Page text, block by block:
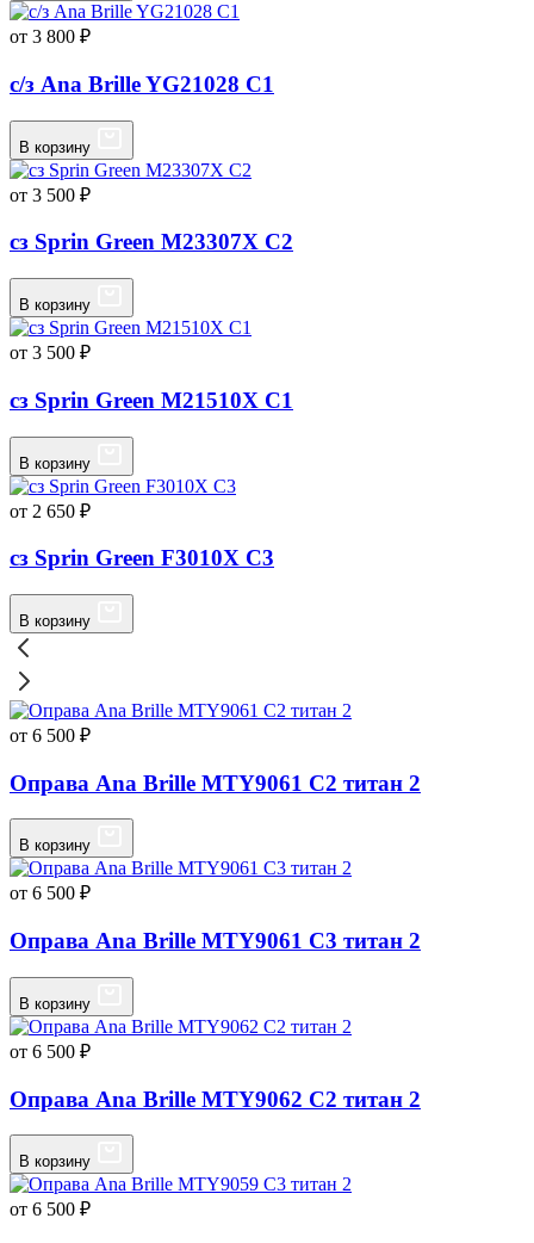
от 3 800 ₽
с/з Ana Brille YG21028 C1
В корзину
от 3 500 ₽
сз Sprin Green M23307X C2
В корзину
от 3 500 ₽
сз Sprin Green M21510X C1
В корзину
от 2 650 ₽
сз Sprin Green F3010X C3
В корзину
от 6 500 ₽
Оправа Ana Brille MTY9061 C2 титан 2
В корзину
от 6 500 ₽
Оправа Ana Brille MTY9061 C3 титан 2
В корзину
от 6 500 ₽
Оправа Ana Brille MTY9062 C2 титан 2
В корзину
от 6 500 ₽